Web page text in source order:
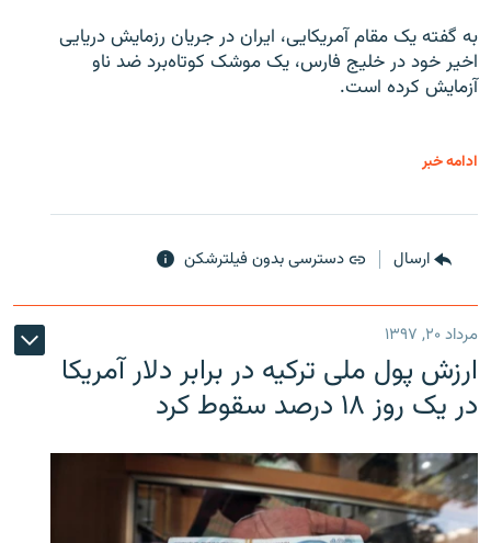
به گفته یک مقام آمریکایی، ایران در جریان رزمایش دریایی
اخیر خود در خلیج فارس، یک موشک کوتاه‌برد ضد ناو
آزمایش کرده است.
ادامه خبر
ارسال دسترسی بدون فیلترشکن
مرداد ۲۰, ۱۳۹۷
ارزش پول ملی ترکیه در برابر دلار آمریکا
در یک روز ۱۸ درصد سقوط کرد